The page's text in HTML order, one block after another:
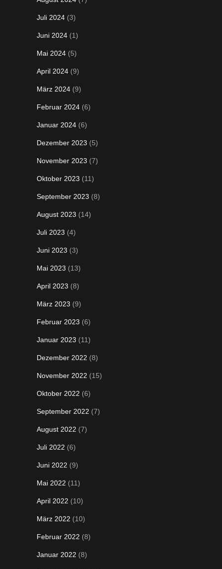
Juli 2024 (3)
Juni 2024 (1)
Mai 2024 (5)
April 2024 (9)
März 2024 (9)
Februar 2024 (6)
Januar 2024 (6)
Dezember 2023 (5)
November 2023 (7)
Oktober 2023 (11)
September 2023 (8)
August 2023 (14)
Juli 2023 (4)
Juni 2023 (3)
Mai 2023 (13)
April 2023 (8)
März 2023 (9)
Februar 2023 (6)
Januar 2023 (11)
Dezember 2022 (8)
November 2022 (15)
Oktober 2022 (6)
September 2022 (7)
August 2022 (7)
Juli 2022 (6)
Juni 2022 (9)
Mai 2022 (11)
April 2022 (10)
März 2022 (10)
Februar 2022 (8)
Januar 2022 (8)